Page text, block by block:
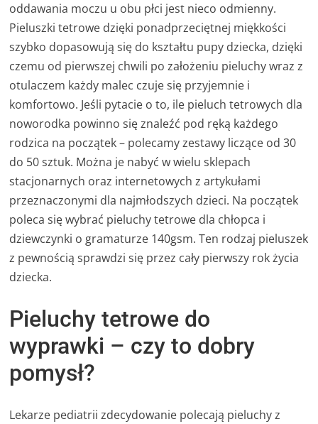
oddawania moczu u obu płci jest nieco odmienny.
Pieluszki tetrowe dzięki ponadprzeciętnej miękkości
szybko dopasowują się do kształtu pupy dziecka, dzięki
czemu od pierwszej chwili po założeniu pieluchy wraz z
otulaczem każdy malec czuje się przyjemnie i
komfortowo. Jeśli pytacie o to, ile pieluch tetrowych dla
noworodka powinno się znaleźć pod ręką każdego
rodzica na początek – polecamy zestawy liczące od 30
do 50 sztuk. Można je nabyć w wielu sklepach
stacjonarnych oraz internetowych z artykułami
przeznaczonymi dla najmłodszych dzieci. Na początek
poleca się wybrać pieluchy tetrowe dla chłopca i
dziewczynki o gramaturze 140gsm. Ten rodzaj pieluszek
z pewnością sprawdzi się przez cały pierwszy rok życia
dziecka.
Pieluchy tetrowe do
wyprawki – czy to dobry
pomysł?
Lekarze pediatrii zdecydowanie polecają pieluchy z